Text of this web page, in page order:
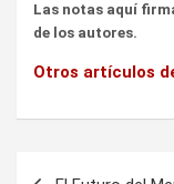
Las notas aquí
de los autores.
Otros artículos